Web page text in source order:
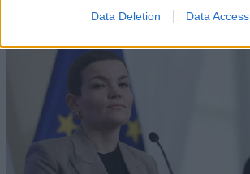
Data Deletion Data Access
szefa resortu finansów Andrzeja Domańskiego.